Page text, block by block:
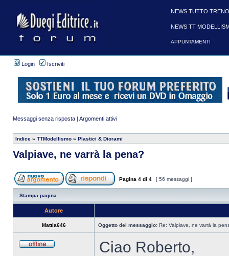
Login Iscriviti
Messaggi senza risposta | Argomenti attivi
Indice » TTModellismo » Plastici & Diorami
Valpiave, ne varrà la pena?
Pagina 4 di 4 [ 56 messaggi ]
Stampa pagina
Autore
Mattia646 Oggetto del messaggio: Re: Valpiave, ne varrà la
Ciao Roberto,
NEWS TUTTO
NEWS TT
APPUNTAMENTI